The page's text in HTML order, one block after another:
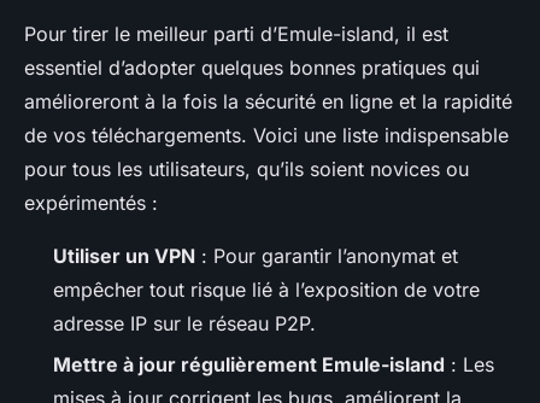
Pour tirer le meilleur parti d’Emule-island, il est
essentiel d’adopter quelques bonnes pratiques qui
amélioreront à la fois la sécurité en ligne et la rapidité
de vos téléchargements. Voici une liste indispensable
pour tous les utilisateurs, qu’ils soient novices ou
expérimentés :
Utiliser un VPN : Pour garantir l’anonymat et
empêcher tout risque lié à l’exposition de votre
adresse IP sur le réseau P2P.
Mettre à jour régulièrement Emule-island : Les
mises à jour corrigent les bugs, améliorent la